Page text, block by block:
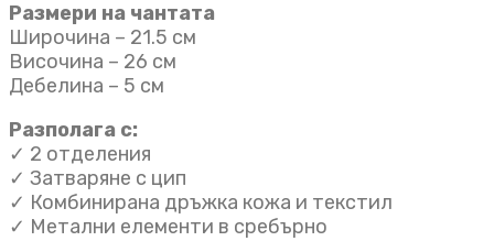
Размери на чантата
Широчина – 21.5 см
Височина – 26 см
Дебелина – 5 см
Разполага с:
✓ 2 отделения
✓ Затваряне с цип
✓ Комбинирана дръжка кожа и текстил
✓ Метални елементи в сребърно